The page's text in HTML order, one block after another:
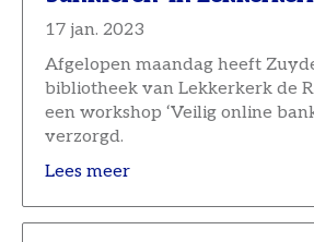
17 jan. 2023
Afgelopen maandag heeft
bibliotheek van Lekkerkerk de
een workshop ‘Veilig online
verzorgd.
Lees meer